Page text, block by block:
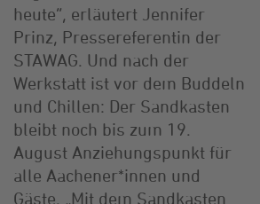
heute“, erläutert Jennifer
Prinz, Pressereferentin der
STAWAG. Und nach der
Werkstatt ist vor dem Buddeln
und Chillen: Der Sandkasten
bleibt noch bis zum 19.
August Anziehungspunkt für
alle Aachener*innen und
Gäste. „Mit dem Sandkasten